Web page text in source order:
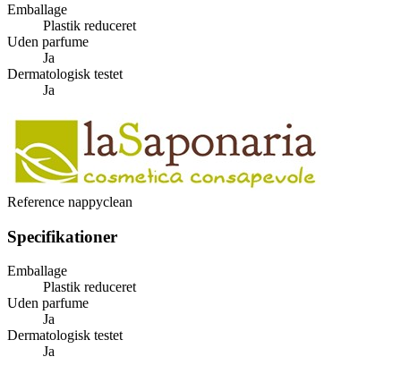
Emballage
Plastik reduceret
Uden parfume
Ja
Dermatologisk testet
Ja
Reference nappyclean
Specifikationer
Emballage
Plastik reduceret
Uden parfume
Ja
Dermatologisk testet
Ja